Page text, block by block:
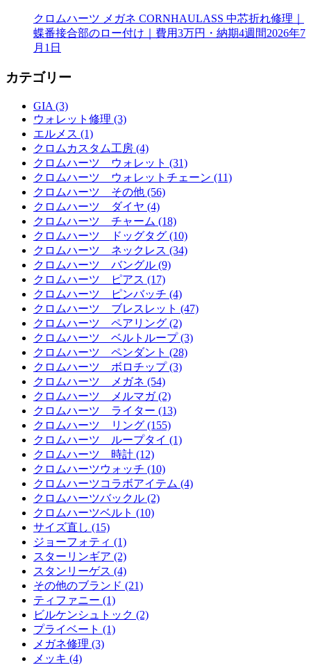
クロムハーツ メガネ CORNHAULASS 中芯折れ修理｜
蝶番接合部のロー付け｜費用3万円・納期4週間2026年7
月1日
カテゴリー
GIA (3)
ウォレット修理 (3)
エルメス (1)
クロムカスタム工房 (4)
クロムハーツ ウォレット (31)
クロムハーツ ウォレットチェーン (11)
クロムハーツ その他 (56)
クロムハーツ ダイヤ (4)
クロムハーツ チャーム (18)
クロムハーツ ドッグタグ (10)
クロムハーツ ネックレス (34)
クロムハーツ バングル (9)
クロムハーツ ピアス (17)
クロムハーツ ピンバッチ (4)
クロムハーツ ブレスレット (47)
クロムハーツ ペアリング (2)
クロムハーツ ベルトループ (3)
クロムハーツ ペンダント (28)
クロムハーツ ボロチップ (3)
クロムハーツ メガネ (54)
クロムハーツ メルマガ (2)
クロムハーツ ライター (13)
クロムハーツ リング (155)
クロムハーツ ループタイ (1)
クロムハーツ 時計 (12)
クロムハーツウォッチ (10)
クロムハーツコラボアイテム (4)
クロムハーツバックル (2)
クロムハーツベルト (10)
サイズ直し (15)
ジョーフォティ (1)
スターリンギア (2)
スタンリーゲス (4)
その他のブランド (21)
ティファニー (1)
ビルケンシュトック (2)
プライベート (1)
メガネ修理 (3)
メッキ (4)